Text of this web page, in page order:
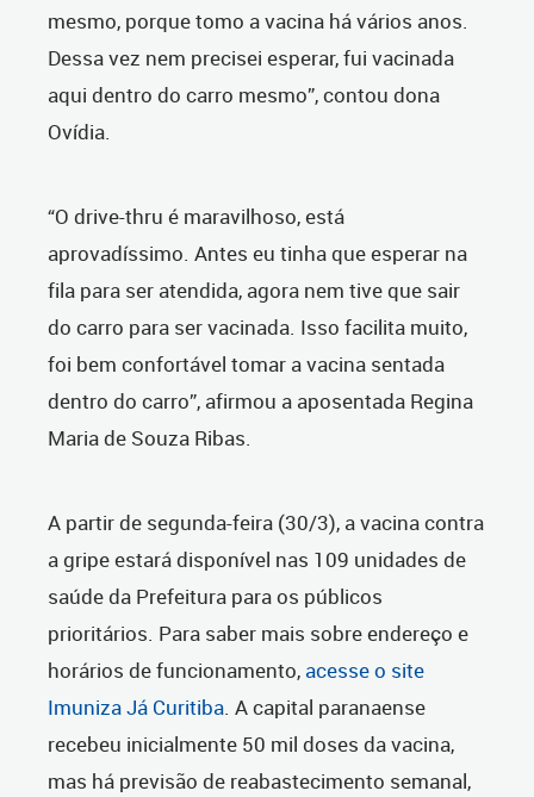
mesmo, porque tomo a vacina há vários anos.
Dessa vez nem precisei esperar, fui vacinada
aqui dentro do carro mesmo”, contou dona
Ovídia.
“O drive-thru é maravilhoso, está
aprovadíssimo. Antes eu tinha que esperar na
fila para ser atendida, agora nem tive que sair
do carro para ser vacinada. Isso facilita muito,
foi bem confortável tomar a vacina sentada
dentro do carro”, afirmou a aposentada Regina
Maria de Souza Ribas.
A partir de segunda-feira (30/3), a vacina contra
a gripe estará disponível nas 109 unidades de
saúde da Prefeitura para os públicos
prioritários. Para saber mais sobre endereço e
horários de funcionamento, acesse o site
Imuniza Já Curitiba. A capital paranaense
recebeu inicialmente 50 mil doses da vacina,
mas há previsão de reabastecimento semanal,